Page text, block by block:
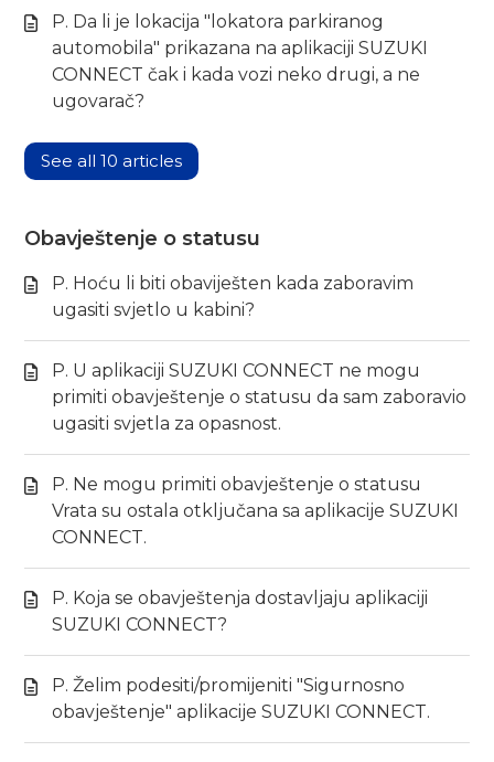
P. Da li je lokacija "lokatora parkiranog
automobila" prikazana na aplikaciji SUZUKI
CONNECT čak i kada vozi neko drugi, a ne
ugovarač?
See all 10 articles
Obavještenje o statusu
P. Hoću li biti obaviješten kada zaboravim
ugasiti svjetlo u kabini?
P. U aplikaciji SUZUKI CONNECT ne mogu
primiti obavještenje o statusu da sam zaboravio
ugasiti svjetla za opasnost.
P. Ne mogu primiti obavještenje o statusu
Vrata su ostala otključana sa aplikacije SUZUKI
CONNECT.
P. Koja se obavještenja dostavljaju aplikaciji
SUZUKI CONNECT?
P. Želim podesiti/promijeniti "Sigurnosno
obavještenje" aplikacije SUZUKI CONNECT.